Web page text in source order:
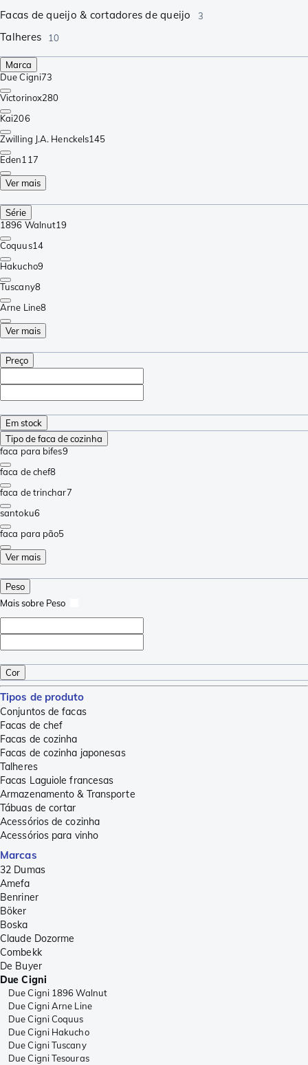
Facas de queijo & cortadores de queijo 3
Talheres 10
Marca
Due Cigni73
Victorinox280
Kai206
Zwilling J.A. Henckels145
Eden117
Ver mais
Série
1896 Walnut19
Coquus14
Hakucho9
Tuscany8
Arne Line8
Ver mais
Preço
Em stock
Tipo de faca de cozinha
faca para bifes9
faca de chef8
faca de trinchar7
santoku6
faca para pão5
Ver mais
Peso
Mais sobre Peso
Cor
Tipos de produto
Conjuntos de facas
Facas de chef
Facas de cozinha
Facas de cozinha japonesas
Talheres
Facas Laguiole francesas
Armazenamento & Transporte
Tábuas de cortar
Acessórios de cozinha
Acessórios para vinho
Marcas
32 Dumas
Amefa
Benriner
Böker
Boska
Claude Dozorme
Combekk
De Buyer
Due Cigni
Due Cigni 1896 Walnut
Due Cigni Arne Line
Due Cigni Coquus
Due Cigni Hakucho
Due Cigni Tuscany
Due Cigni Tesouras